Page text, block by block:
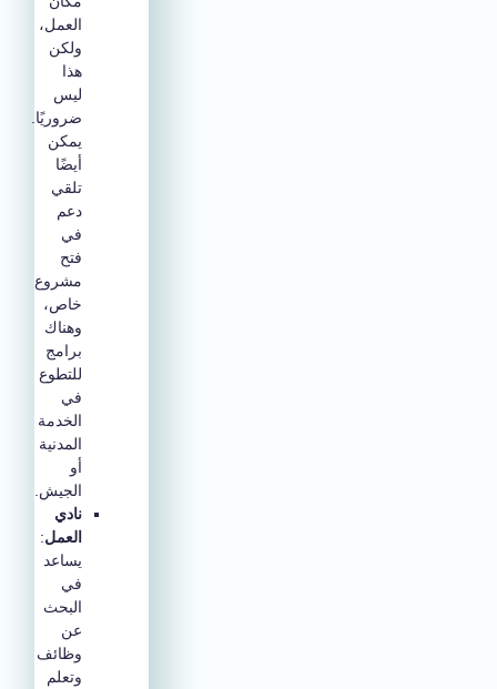
العمل،
ولكن
ليس
ضروريًا.
يمكن
أيضًا
تلقي
دعم
مشروع
خاص،
وهناك
برامج
للتطوع
الخدمة
المدنية
الجيش.
نادي
العمل:
يساعد
البحث
وظائف
وتعلم